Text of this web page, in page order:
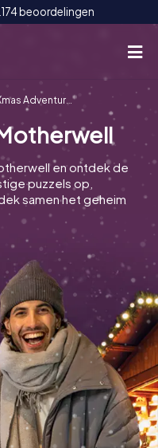
beoordelingen
CH
DE
UK
Adventure Motherwell
en ontdek de
puzzels op,
samen het geheim